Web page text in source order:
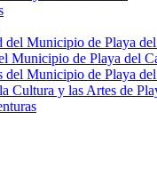
del Municipio de Playa
Municipio de Playa del
del Municipio de Playa
Cultura y las Artes de